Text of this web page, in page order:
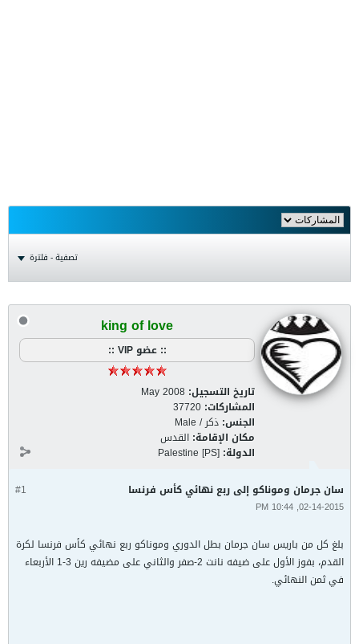
تصفية - فلترة
king of love
:: عضو VIP ::
تاريخ التسجيل: May 2008
المشاركات: 37720
الجنس: ذكر / Male
مكان الإقامة: القدس
الدولة: Palestine [PS]
#1 سان جرمان وموناكو إلى ربع نهائي كأس فرنسا
02-14-2015, 10:44 PM
بلغ كل من باريس سان جرمان بطل الدوري وموناكو ربع نهائي كأس فرنسا لكرة
القدم، بفوز الأول على ضيفه نانت 2-صفر والثاني على مضيفه رين 3-1 الأربعاء
في ثمن النهائي.